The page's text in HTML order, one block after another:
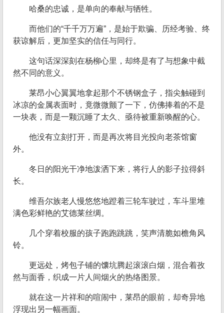
哈桑的忠诚，是单向的奉献与牺牲。
而他们的“千千万万遍”，是始于欺骗、历经考验、终
获谅解后，更加坚实的信任与同行。
这句话深深刻在杨柳心里，却终是有了与想象中截
然不同的意义。
莱昂小心翼翼地拿起那个不锈钢盒子，指尖触碰到
冰凉的金属表面时，竟微微颤了一下，仿佛捧着的不是
一块表，而是一颗沉睡了太久、亟待被重新唤醒的心。
他没有立刻打开，而是再次将目光投向老茶馆窗
外。
冬日的阳光干净地泼洒下来，将行人的影子拉得斜
长。
维吾尔族老人慢悠悠地蹬着三轮车驶过，车斗里堆
满色彩鲜艳的艾德莱丝绸。
几个穿着校服的孩子跑跑跳跳，笑声清脆如檐角风
铃。
更远处，烤包子铺的馕坑腾起滚滚白烟，混合着孜
然与面香，织成一片人间烟火的热络图景。
就在这一片祥和的喧闹中，莱昂的眼前，却奇异地
浮现出另一幅画面。